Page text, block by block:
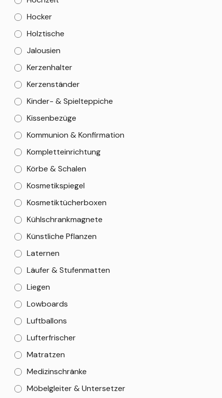
Hocker
Holztische
Jalousien
Kerzenhalter
Kerzenständer
Kinder- & Spielteppiche
Kissenbezüge
Kommunion & Konfirmation
Kompletteinrichtung
Körbe & Schalen
Kosmetikspiegel
Kosmetiktücherboxen
Kühlschrankmagnete
Künstliche Pflanzen
Laternen
Läufer & Stufenmatten
Liegen
Lowboards
Luftballons
Lufterfrischer
Matratzen
Medizinschränke
Möbelgleiter & Untersetzer